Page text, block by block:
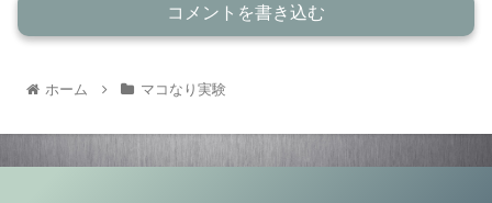
コメントを書き込む
ホーム マコなり実験